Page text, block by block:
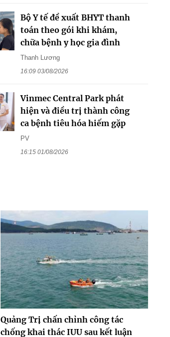
Bộ Y tế đề xuất BHYT thanh
toán theo gói khi khám,
chữa bệnh y học gia đình
Thanh Lương
16:09 03/08/2026
Vinmec Central Park phát
hiện và điều trị thành công
ca bệnh tiêu hóa hiếm gặp
PV
16:15 01/08/2026
Quảng Trị chấn chỉnh công tác
chống khai thác IUU sau kết luận